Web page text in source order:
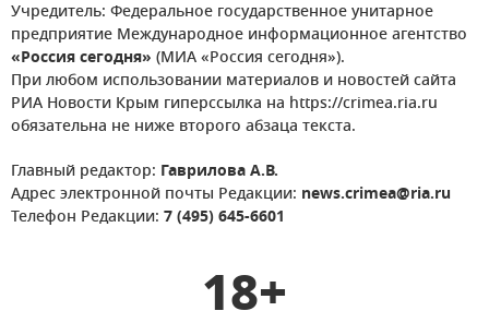
Учредитель: Федеральное государственное унитарное
предприятие Международное информационное агентство
«Россия сегодня» (МИА «Россия сегодня»).
При любом использовании материалов и новостей сайта
РИА Новости Крым гиперссылка на https://crimea.ria.ru
обязательна не ниже второго абзаца текста.
Главный редактор: Гаврилова А.В.
Адрес электронной почты Редакции: news.crimea@ria.ru
Телефон Редакции: 7 (495) 645-6601
18+